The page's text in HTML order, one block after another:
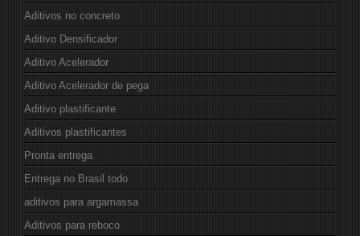
Aditivos no concreto
Aditivo Densificador
Aditivo Acelerador
Aditivo Acelerador de pega
Aditivo plastificante
Aditivos plastificantes
Pronta entrega
Entrega no Brasil todo
aditivos para argamassa
Aditivos para reboco